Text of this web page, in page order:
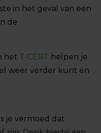
in het geval van een
de
het T-CERT helpen je
weer verder kunt en
je vermoed dat